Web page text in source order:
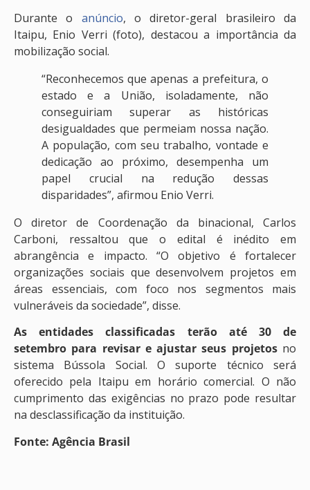
Durante o anúncio, o diretor-geral brasileiro da
Itaipu, Enio Verri (foto), destacou a importância da
mobilização social.
“Reconhecemos que apenas a prefeitura, o
estado e a União, isoladamente, não
conseguiriam superar as históricas
desigualdades que permeiam nossa nação.
A população, com seu trabalho, vontade e
dedicação ao próximo, desempenha um
papel crucial na redução dessas
disparidades”, afirmou Enio Verri.
O diretor de Coordenação da binacional, Carlos
Carboni, ressaltou que o edital é inédito em
abrangência e impacto. “O objetivo é fortalecer
organizações sociais que desenvolvem projetos em
áreas essenciais, com foco nos segmentos mais
vulneráveis da sociedade”, disse.
As entidades classificadas terão até 30 de
setembro para revisar e ajustar seus projetos no
sistema Bússola Social. O suporte técnico será
oferecido pela Itaipu em horário comercial. O não
cumprimento das exigências no prazo pode resultar
na desclassificação da instituição.
Fonte: Agência Brasil